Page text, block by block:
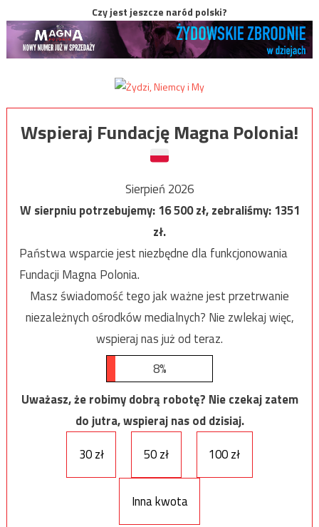
Czy jest jeszcze naród polski?
Wspieraj Fundację Magna Polonia!
Sierpień 2026
W sierpniu potrzebujemy:16 500zł, zebraliśmy:1351
zł.
Państwa wsparcie jest niezbędne dla funkcjonowania
Fundacji Magna Polonia.
Masz świadomość tego jak ważne jest przetrwanie
niezależnych ośrodków medialnych? Nie zwlekaj więc,
wspieraj nas już od teraz.
8%
Uważasz, że robimy dobrą robotę? Nie czekaj zatem
do jutra, wspieraj nas od dzisiaj.
30 zł
50 zł 100 zł
Inna kwota